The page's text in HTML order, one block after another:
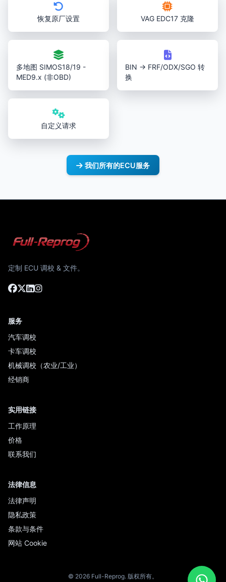
恢复原厂设置 VAG EDC17 克隆
多地图 SIMOS18/19 -
MED9.x (非OBD)
BIN → FRF/ODX/SGO 转
换
自定义请求
我们所有的ECU服务
定制 ECU 调校 & 文件。
服务
汽车调校
卡车调校
机械调校（农业/工业）
经销商
实用链接
工作原理
价格
联系我们
法律信息
法律声明
隐私政策
条款与条件
网站 Cookie
© 2026 Full-Reprog. 版权所有。